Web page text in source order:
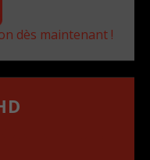
dès maintenant !